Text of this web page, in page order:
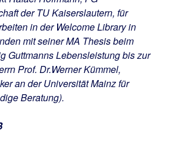
der TU Kaiserslautern, für
in der Welcome Library in
mit seiner MA Thesis beim
Guttmanns Lebensleistung bis zur
Prof. Dr.Werner Kümmel,
an der Universität Mainz für
Beratung).